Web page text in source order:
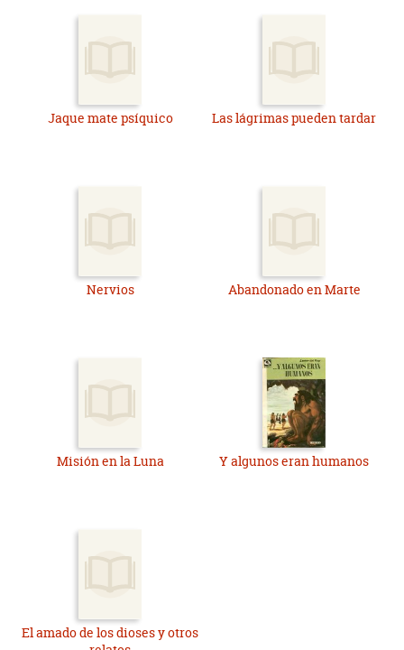
Jaque mate psíquico Las lágrimas pueden tardar
Nervios Abandonado en Marte
Misión en la Luna Y algunos eran humanos
El amado de los dioses y otros